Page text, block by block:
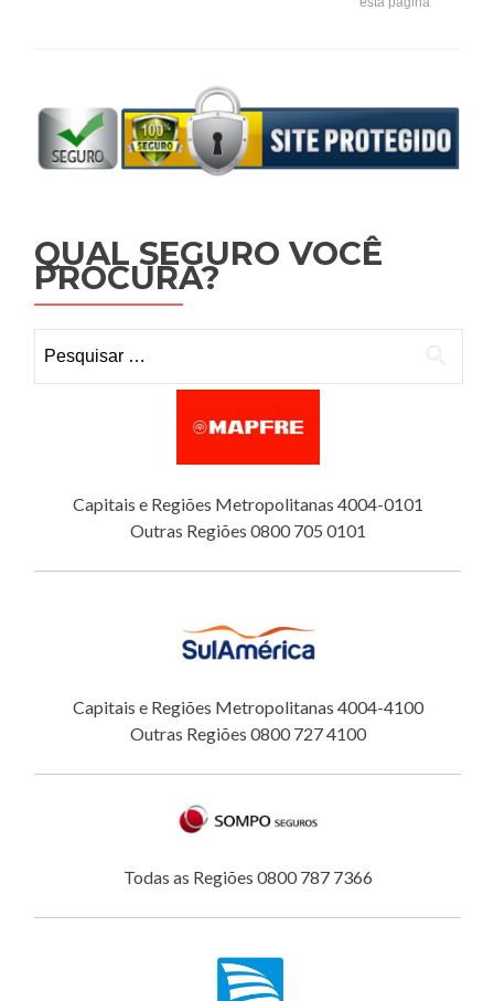
QUAL SEGURO VOCÊ
PROCURA?
Capitais e Regiões Metropolitanas 4004-0101
Outras Regiões 0800 705 0101
Capitais e Regiões Metropolitanas 4004-4100
Outras Regiões 0800 727 4100
Todas as Regiões 0800 787 7366